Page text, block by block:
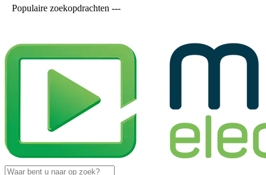
Populaire zoekopdrachten ---